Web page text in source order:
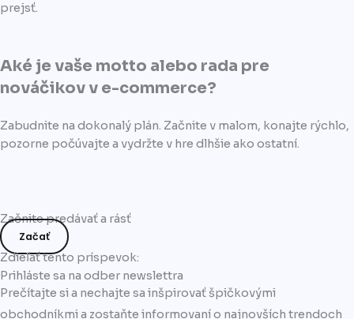
prejsť.
Aké je vaše motto alebo rada pre
nováčikov v e-commerce?
Zabudnite na dokonalý plán. Začnite v malom, konajte rýchlo,
pozorne počúvajte a vydržte v hre dlhšie ako ostatní.
Začnite predávať a rásť
Začať
Zdieľať tento príspevok:
Prihláste sa na odber newslettra
Prečítajte si a nechajte sa inšpirovať špičkovými
obchodníkmi a zostaňte informovaní o najnovších trendoch